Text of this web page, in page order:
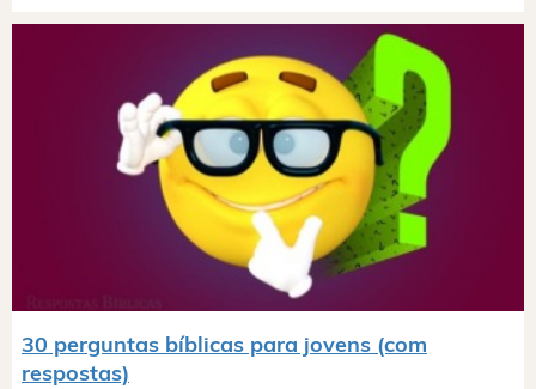
30 perguntas bíblicas para jovens (com
respostas)